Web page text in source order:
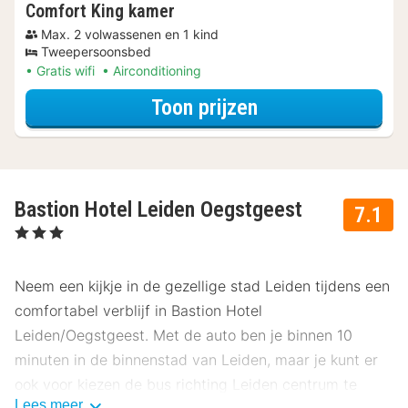
Comfort King kamer
Max. 2 volwassenen en 1 kind
Tweepersoonsbed
Gratis wifi
Airconditioning
Toon prijzenvoor Met
7.1
Bastion Hotel Leiden Oegstgeest
, 3 Sterren
Neem een kijkje in de gezellige stad Leiden tijdens een
comfortabel verblijf in Bastion Hotel
Leiden/Oegstgeest. Met de auto ben je binnen 10
minuten in de binnenstad van Leiden, maar je kunt er
ook voor kiezen de bus richting Leiden centrum te
Lees meer